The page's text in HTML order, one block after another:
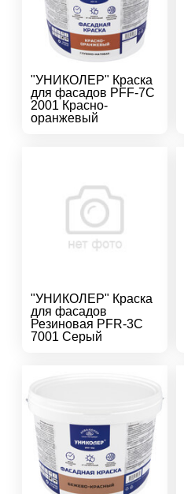
"УНИКОЛЕР" Краска
для фасадов PFF-7C
2001 Красно-
оранжевый
"УНИКОЛЕР" Краска
для фасадов
Резиновая PFR-3C
7001 Серый